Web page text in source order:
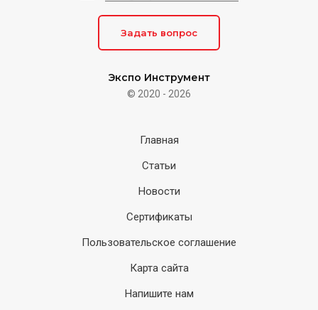
Экспо Инструмент
© 2020 - 2026
Задать вопрос
Главная
Статьи
Новости
Сертификаты
Пользовательское соглашение
Карта сайта
Напишите нам